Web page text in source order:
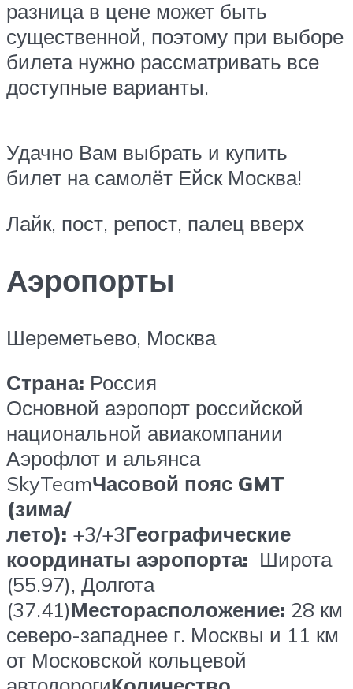
разница в цене может быть
существенной, поэтому при выборе
билета нужно рассматривать все
доступные варианты.
Удачно Вам выбрать и купить
билет на самолёт Ейск Москва!
Лайк, пост, репост, палец вверх
Аэропорты
Шереметьево, Москва
Страна: Россия
Основной аэропорт российской
национальной авиакомпании
Аэрофлот и альянса
SkyTeamЧасовой пояс GMT
(зима/
лето): +3/+3Географические
координаты аэропорта: Широта
(55.97), Долгота
(37.41)Месторасположение: 28 км
северо-западнее г. Москвы и 11 км
от Московской кольцевой